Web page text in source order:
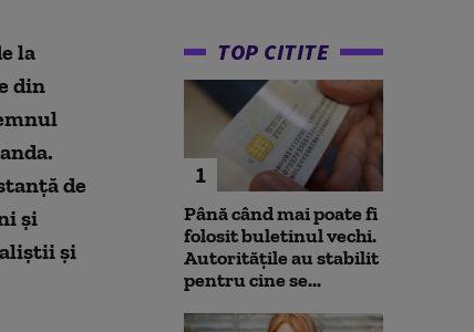
la
din
de
şi
şi
TOP CITITE
1
Până când mai poate fi
folosit buletinul vechi.
Autoritățile au stabilit
pentru cine se...